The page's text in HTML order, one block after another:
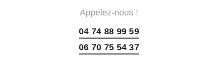
Appelez-nous !
04 74 88 99 59
06 70 75 54 37